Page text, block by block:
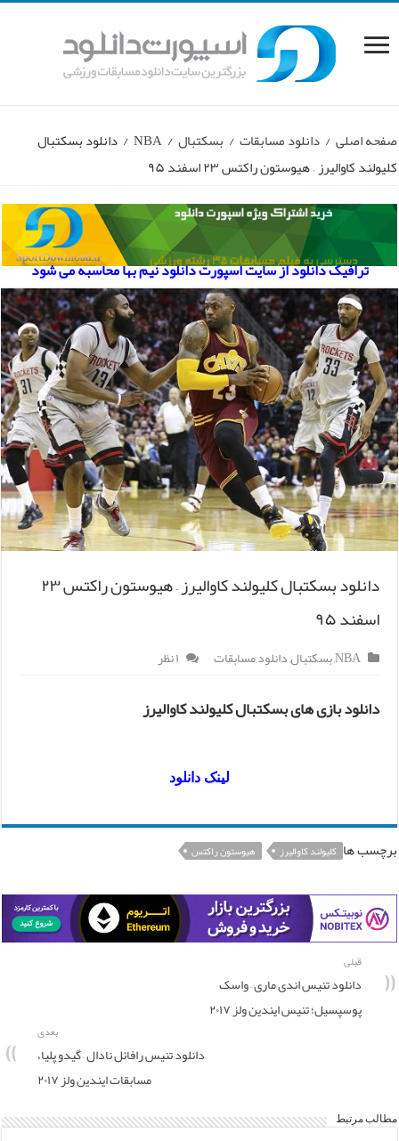
صفحه اصلی / دانلود مسابقات / بسکتبال /
NBA
/ دانلود بسکتبال
کلیولند کاوالیرز – هیوستون راکتس ۲۳ اسفند ۹۵
ترافیک دانلود از سایت اسپورت دانلود نیم بها محاسبه می شود
دانلود بسکتبال کلیولند کاوالیرز – هیوستون راکتس ۲۳
اسفند ۹۵
NBA
,بسکتبال,دانلود مسابقات ۱ نظر
دانلود بازی های بسکتبال کلیولند کاوالیرز
لینک دانلود
برچسب ها کلیولند کاوالیرز هیوستون راکتس
قبلی
دانلود تنیس اندی ماری – واسک
پوسپسیل؛ تنیس ایندین ولز ۲۰۱۷
بعدی
دانلود تنیس رافائل نادال – گیدو پلیا،
مسابقات ایندین ولز ۲۰۱۷
مطالب مرتبط